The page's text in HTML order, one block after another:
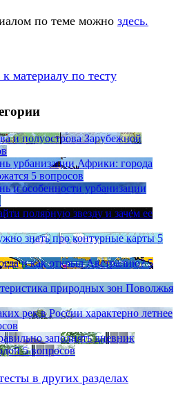
по теме можно здесь.
материалу по тесту
и полуострова Зарубежной
урбанизации Африки: города
5 вопросов
и особенности урбанизации
полярную звезду и зачем ее
знать про контурные карты 5
и как открыл Австралию? 5
природных зон Поволжья
рек в России характерно летнее
заполнять дневник
5 вопросов
в других разделах